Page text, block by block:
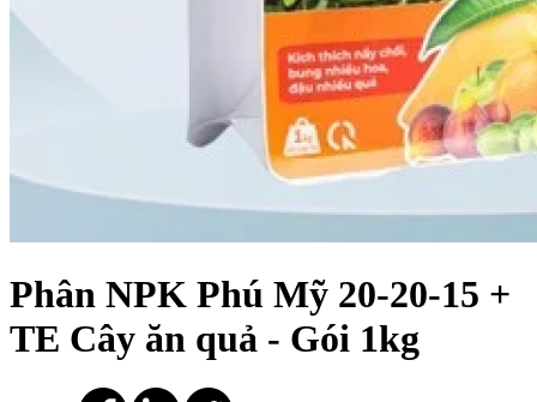
Phân NPK Phú Mỹ 20-20-15 +
TE Cây ăn quả - Gói 1kg